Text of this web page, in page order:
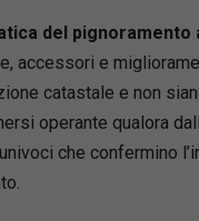
bis c.p.c.
PPTalla cd.
ipotesi di
avuto
del pignoramento
accessori e
catastale e non
operante qualora
che confermino